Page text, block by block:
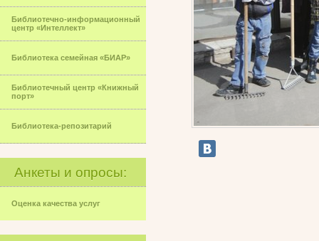
Библиотечно-информационный
центр «Интеллект»
Библиотека семейная «БИАР»
Библиотечный центр «Книжный
порт»
Библиотека-репозитарий
Анкеты и опросы:
Оценка качества услуг